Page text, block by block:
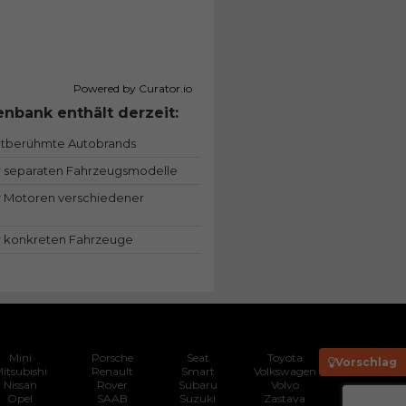
Powered by Curator.io
enthält derzeit:
Autobrands
separaten Fahrzeugsmodelle
Motoren verschiedener
konkreten Fahrzeuge
Vorschlag
Mini
Nissan
Opel
Porsche
Renault
Rover
SAAB
Seat
Smart
Subaru
Suzuki
Toyota
Volkswagen
Volvo
Zastava